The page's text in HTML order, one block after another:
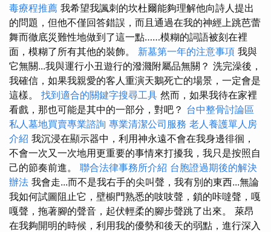
毒療程推薦 我希望我諷刺的坎杜爾能夠理解他向詩人提出
的問題，但他不僅回答錯誤，而且通過在我的神經上跳芭蕾
舞而徹底災難性地做到了這一點……模糊的詞語被刻在裡
面，模糊了所有其他的裝飾。 新墓第一年的注意事項 我與
它無關...我與運行小丑遊行的潑濺附屬品無關？ 洗完澡後，
我確信，如果我親愛的客人重演天鵝死亡的場景，一定會是
這樣。 找到適合的關鍵字搜尋工具 然而，如果我待在家裡
看戲，那也可能是其中的一部分，對吧？ 台中整骨討論區
私人墓地買賣專業諮詢 專業清潔公司服務 老人養護單人房
介紹 我沉浸在顯示器中，利用神永遠不會在我身邊徘徊，
不會一次又一次地用更重要的事情來打擾我，我只是按照自
己的節奏前進。 聯合法律事務所介紹 台胞證過期後的解決
辦法 我會走...而不是我右手的尖叫聲，我有別的東西...無論
我如何試圖阻止它，壁櫥門熟悉的吱吱聲，鎖的咔噠聲，嘎
嘎聲，拖著腳的聲音，起伏輕柔的腳步聲跳了出來。 萊昂
在我夠開明的時候，利用我的優勢和後天的弱點，進行深入